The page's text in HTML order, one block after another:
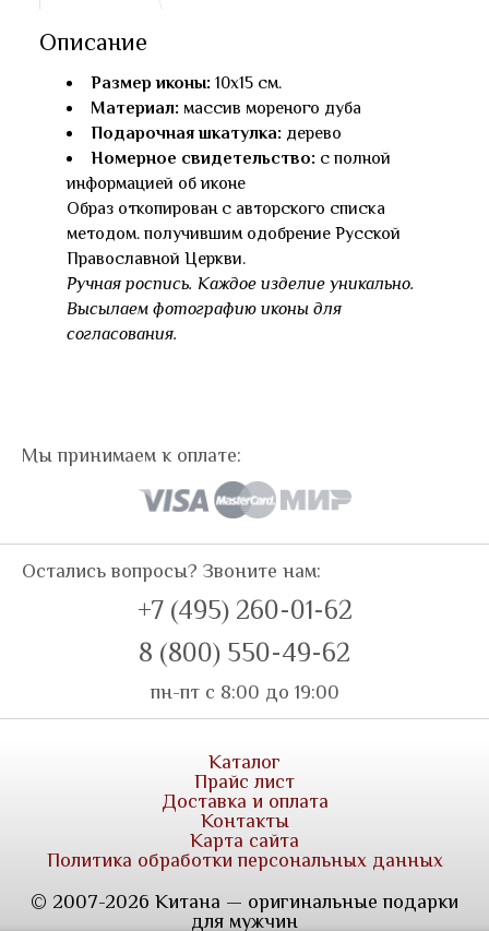
Описание
Размер иконы: 10х15 см.
Материал: массив мореного дуба
Подарочная шкатулка: дерево
Номерное свидетельство: с полной
информацией об иконе
Образ откопирован с авторского списка
методом. получившим одобрение Русской
Православной Церкви.
Ручная роспись. Каждое изделие уникально.
Высылаем фотографию иконы для
согласования.
Мы принимаем к оплате:
Остались вопросы? Звоните нам:
+7 (495) 260-01-62
8 (800) 550-49-62
пн-пт с 8:00 до 19:00
Каталог
Прайс лист
Доставка и оплата
Контакты
Карта сайта
Политика обработки персональных данных
© 2007-2026 Китана — оригинальные подарки
для мужчин